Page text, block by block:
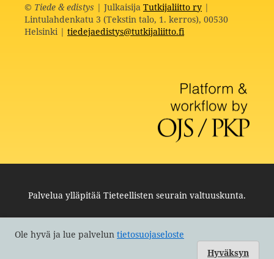
© Tiede & edistys | Julkaisija Tutkijaliitto ry|
Lintulahdenkatu 3 (Tekstin talo, 1. kerros), 00530
Helsinki | tiedejaedistys@tutkijaliitto.fi
Ole hyvä ja lue palvelun tietosuojaseloste
Hyväksyn
Palvelua ylläpitää Tieteellisten seurain valtuuskunta.